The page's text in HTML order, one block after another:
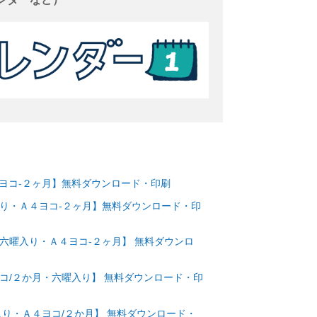
コ-２ヶ月】無料ダウンロード・印刷
・Ａ４ヨコ-２ヶ月】無料ダウンロード・印
曜入り・Ａ４ヨコ-２ヶ月】 無料ダウンロ
２か月・六曜入り】 無料ダウンロード・印
・Ａ４ヨコ/２か月】 無料ダウンロード・